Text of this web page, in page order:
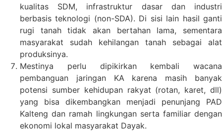
kualitas SDM, infrastruktur dasar dan industri
berbasis teknologi (non-SDA). Di sisi lain hasil ganti
rugi tanah tidak akan bertahan lama, sementara
masyarakat sudah kehilangan tanah sebagai alat
produksinya.
Mestinya perlu dipikirkan kembali wacana
pembanguan jaringan KA karena masih banyak
potensi sumber kehidupan rakyat (rotan, karet, dll)
yang bisa dikembangkan menjadi penunjang PAD
Kalteng dan ramah lingkungan serta familiar dengan
ekonomi lokal masyarakat Dayak.